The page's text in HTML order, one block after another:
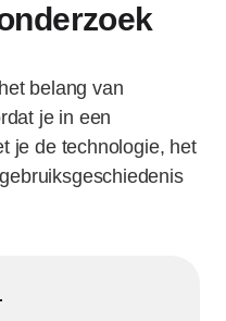
belang van
je in een
je de technologie, het